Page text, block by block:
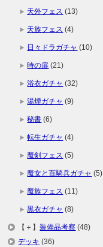
天外フェス (13)
天族フェス (4)
日々ドラガチャ (10)
時の扉 (21)
浴衣ガチャ (32)
湯煙ガチャ (9)
秘書 (6)
転生ガチャ (4)
魔剣フェス (5)
魔女と百騎兵ガチャ (5)
魔族フェス (11)
黒衣ガチャ (8)
【＋】装備品考察 (48)
デッキ (36)